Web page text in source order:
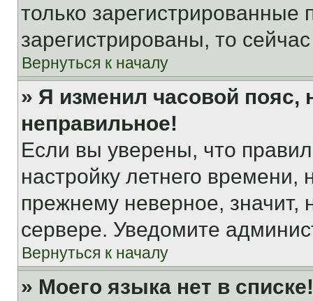
только
зарегистрированы, то
Вернуться к началу
» Я изменил часовой пояс,
неправильное!
Если вы уверены, что
настройку летнего
прежнему неверное, значит,
сервере. Уведомите
Вернуться к началу
» Моего языка нет в списке!